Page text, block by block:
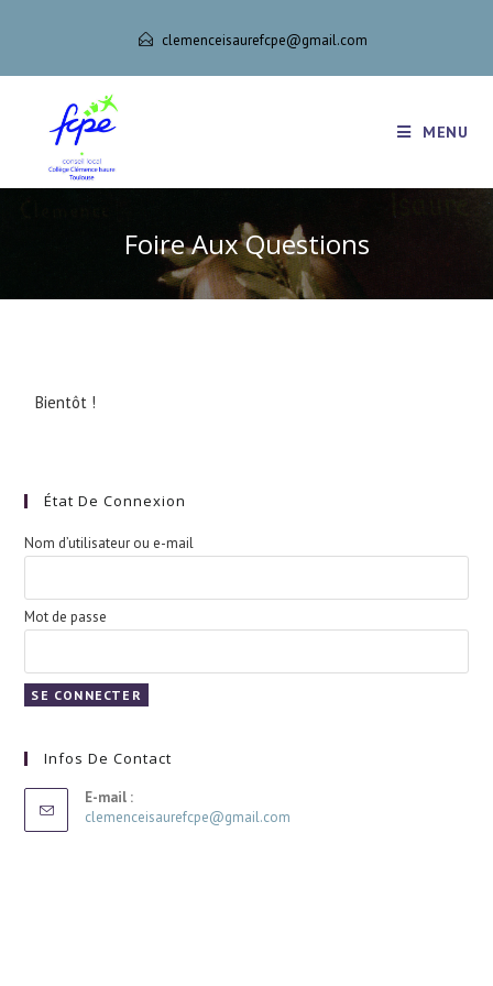
clemenceisaurefcpe@gmail.com
MENU
Foire Aux Questions
Bientôt !
État De Connexion
Nom d’utilisateur ou e-mail
Mot de passe
Infos De Contact
E-mail :
clemenceisaurefcpe@gmail.com